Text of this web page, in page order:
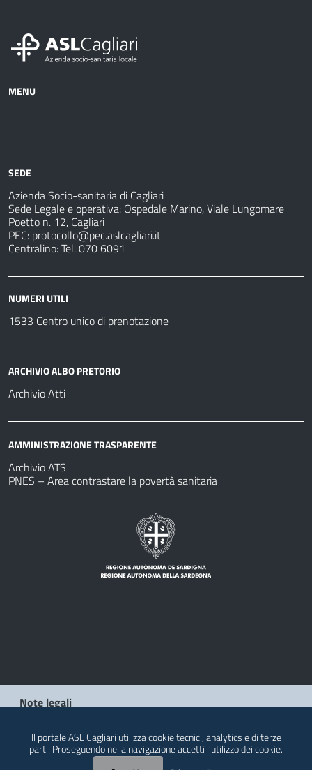
MENU
sanitarie
fare
SEDE
Azienda Socio-sanitaria di Cagliari
Sede Legale e operativa: Ospedale Marino, Viale Lungomare
Poetto n. 12, Cagliari
PEC: protocollo@pec.aslcagliari.it
Centralino: Tel. 070 6091
NUMERI UTILI
1533 Centro unico di prenotazione
ARCHIVIO ALBO PRETORIO
Archivio Atti
AMMINISTRAZIONE TRASPARENTE
Archivio ATS
PNES – Area contrastare la povertà sanitaria
Note legali
Contatti
Il portale ASL Cagliari utilizza cookie tecnici, analytics e di terze
parti. Proseguendo nella navigazione accetti l’utilizzo dei cookie.